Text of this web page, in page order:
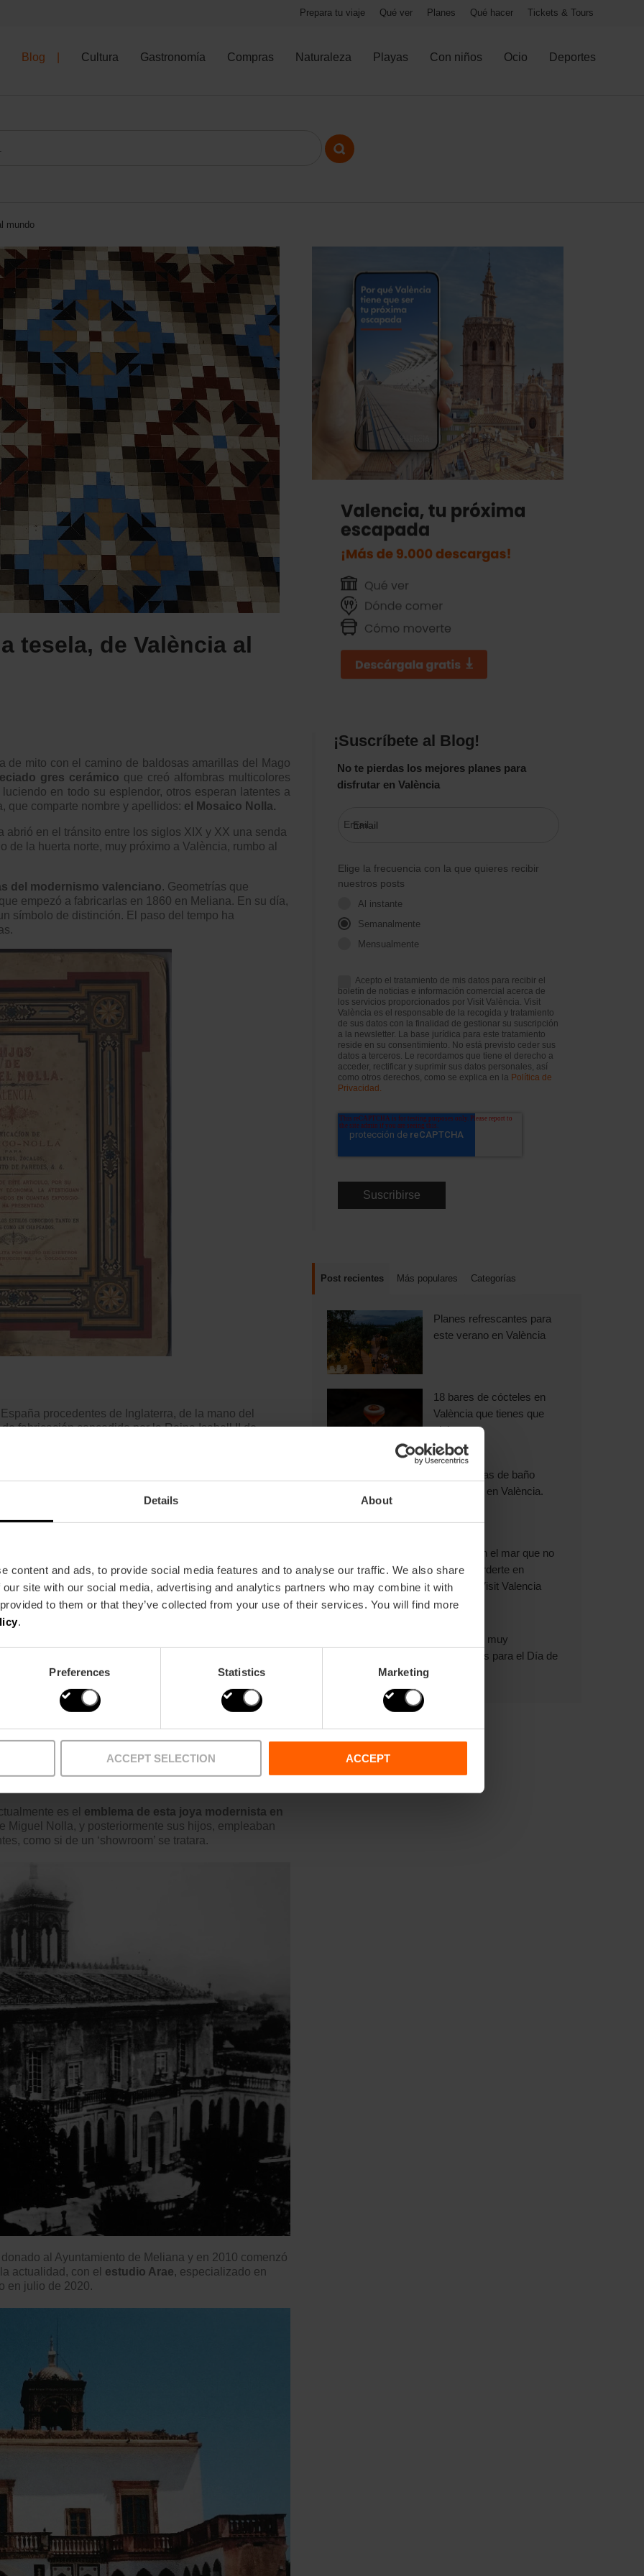
Details About
content and ads, to provide social media features and to analyse our traffic. We also share
site with our social media, advertising and analytics partners who may combine it with
to them or that they’ve collected from your use of their services. You will find more
.
Preferences Statistics Marketing
ACCEPT SELECTION ACCEPT
Prepara tu viaje Qué ver Planes Qué hacer Tickets & Tours
Blog Cultura Gastronomía Compras Naturaleza Playas Con niños Ocio Deportes
mundo
tesela, de València al
de mito con el camino de baldosas amarillas del Mago
gres cerámico que creó alfombras multicolores
en todo su esplendor, otros esperan latentes a
que comparte nombre y apellidos: el Mosaico Nolla.
abrió en el tránsito entre los siglos XIX y XX una senda
la huerta norte, muy próximo a Val ència, rumbo al
del modernismo valenciano. Geometrías que
empezó a fabricarlas en 1860 en Meliana. En su día,
símbolo de distinción. El paso del tempo ha
procedentes de Inglaterra, de la mano del
fabricación concedido por la Reina Isabell II de
cerámica de altas prestaciones de España, en
de cuatro o cinco centímetros de lado. Se obtenían
que surgieron posteriormente. Pueden parecer
Son piezas compuestas por una capa de cemento
y se seca al aire. Con el tiempo, la superficie se
de los mosaicos y los maestros mosaiqueros se
Un metro cuadrado de Mosaico Nolla podía incluir
para la cerámica valenciana, de la mano del
de Melianacontó con la primera línea de teléfono y
Después, cambió de propietarios, pero su célebre
los años setenta.
es el emblema de esta joya modernista en
Miguel Nolla, y posteriormente sus hijos, empleaban
como si de un ‘showroom’ se tratara.
al Ayuntamiento de Meliana y en 2010 comenzó
actualidad, con el estudio Arae, especializado en
en julio de 2020.
¡Suscríbete al Blog!
No te pierdas los mejores planes para
disfrutar en València
Email
Elige la frecuencia con la que quieres recibir
nuestros posts
Al instante
Semanalmente
Mensualmente
Acepto el tratamiento de mis datos para recibir el
boletín de noticias e información comercial acerca de
los servicios proporcionados por Visit València. Visit
València es el responsable de la recogida y tratamiento
de sus datos con la finalidad de gestionar su suscripción
a la newsletter. La base jurídica para este tratamiento
reside en su consentimiento. No está previsto ceder sus
datos a terceros. Le recordamos que tiene el derecho a
acceder, rectificar y suprimir sus datos personales, así
como otros derechos, como se explica en la Política de
Privacidad.
Post recientes Más populares Categorías
Planes refrescantes para
este verano en València
18 bares de cócteles en
València que tienes que
visitar
Experiencias de baño
exclusivas en València.
9 planes en el mar que no
puedes perderte en
València |Visit Valencia
Obsequios muy
valencianos para el Día de